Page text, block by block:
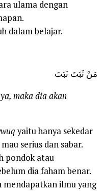
ulama dengan
dalam belajar.
مَنْ ثَبَتَ نَبَتَ
maka dia akan
yaitu hanya sekedar
serius dan sabar.
pondok atau
dia faham benar.
ilmu yang